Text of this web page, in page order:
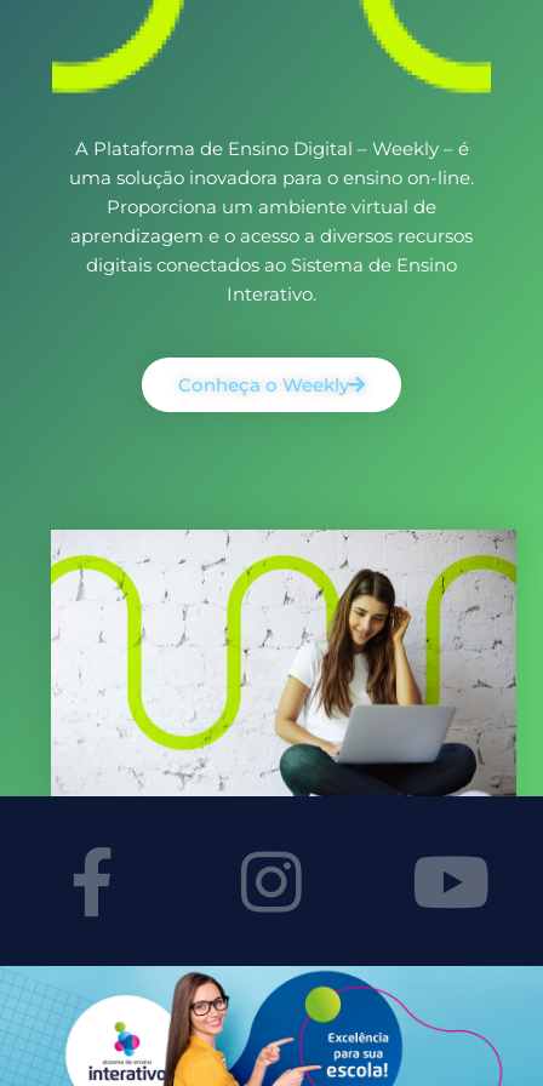
A Plataforma de Ensino Digital – Weekly – é
uma solução inovadora para o ensino on-line.
Proporciona um ambiente virtual de
aprendizagem e o acesso a diversos recursos
digitais conectados ao Sistema de Ensino
Interativo.
Conheça o Weekly